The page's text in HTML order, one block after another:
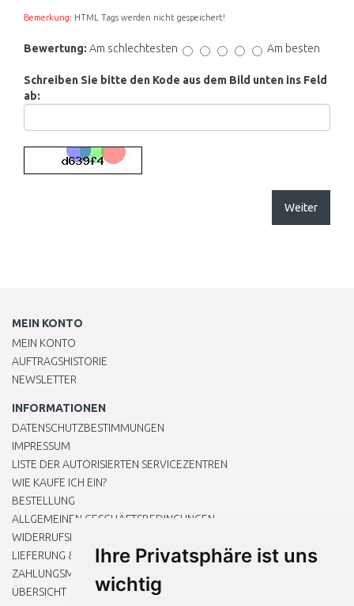
Ihre Privatsphäre ist uns
wichtig
Bemerkung: HTML Tags werden nicht gespeichert!
Bewertung: Am schlechtesten Am besten
Schreiben Sie bitte den Kode aus dem Bild unten ins Feld
ab:
Weiter
MEIN KONTO
MEIN KONTO
AUFTRAGSHISTORIE
NEWSLETTER
INFORMATIONEN
DATENSCHUTZBESTIMMUNGEN
IMPRESSUM
LISTE DER AUTORISIERTEN SERVICEZENTREN
WIE KAUFE ICH EIN?
BESTELLUNG
ALLGEMEINEN GESCHÄFTSBEDINGUNGEN
WIDERRUFSRECHT
LIEFERUNG & ZAHLUNG
ZAHLUNGSMETHODEN
ÜBERSICHT